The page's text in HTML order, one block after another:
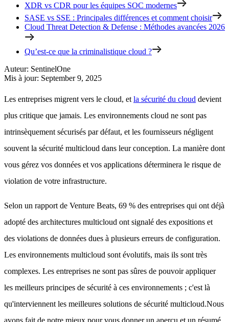
XDR vs CDR pour les équipes SOC modernes
SASE vs SSE : Principales différences et comment choisir
Cloud Threat Detection & Defense : Méthodes avancées 2026
Qu’est-ce que la criminalistique cloud ?
Auteur: SentinelOne
Mis à jour: September 9, 2025
Les entreprises migrent vers le cloud, et la sécurité du cloud devient
plus critique que jamais. Les environnements cloud ne sont pas
intrinsèquement sécurisés par défaut, et les fournisseurs négligent
souvent la sécurité multicloud dans leur conception. La manière dont
vous gérez vos données et vos applications déterminera le risque de
violation de votre infrastructure.
Selon un rapport de Venture Beats, 69 % des entreprises qui ont déjà
adopté des architectures multicloud ont signalé des expositions et
des violations de données dues à plusieurs erreurs de configuration.
Les environnements multicloud sont évolutifs, mais ils sont très
complexes. Les entreprises ne sont pas sûres de pouvoir appliquer
les meilleurs principes de sécurité à ces environnements ; c'est là
qu'interviennent les meilleures solutions de sécurité multicloud.Nous
avons fait de notre mieux pour vous donner un aperçu et un résumé